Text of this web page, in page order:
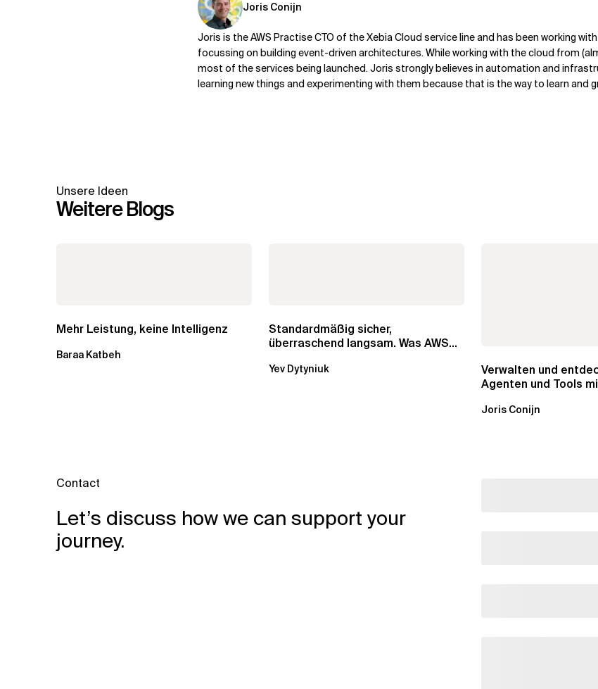
Joris Conijn
Joris is the AWS Practise CTO of the Xebia Cloud service line and has been working
focussing on building event-driven architectures. While working with the cloud from
most of the services being launched. Joris strongly believes in automation and
learning new things and experimenting with them because that is the way to learn and
Unsere Ideen
Weitere Blogs
Mehr Leistung, keine Intelligenz
Baraa Katbeh
Standardmäßig sicher,
überraschend langsam. Was AWS
Yev Dytyniuk
Verwalten und
Agenten und Tools
Joris Conijn
Contact
Let’s discuss how we can support your
journey.